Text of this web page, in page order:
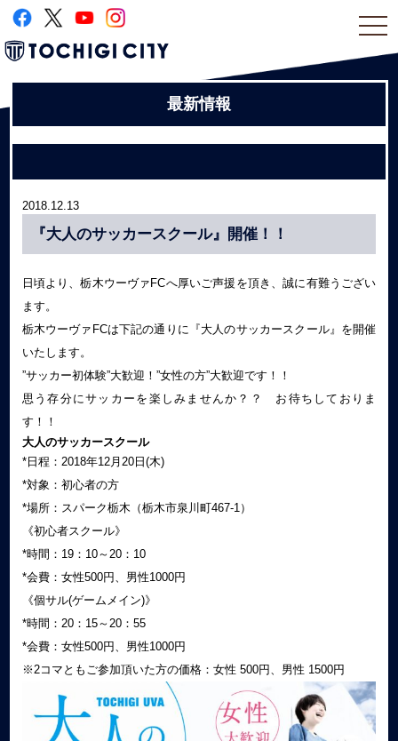
最新情報
2018.12.13
『大人のサッカースクール』開催！！
日頃より、栃木ウーヴァFCへ厚いご声援を頂き、誠に有難うござい
ます。
栃木ウーヴァFCは下記の通りに『大人のサッカースクール』を開催
いたします。
”サッカー初体験”大歓迎！”女性の方”大歓迎です！！
思う存分にサッカーを楽しみませんか？？ お待ちしておりま
す！！
大人のサッカースクール
*日程：2018年12月20日(木)
*対象：初心者の方
*場所：スパーク栃木（栃木市泉川町467-1）
《初心者スクール》
*時間：19：10～20：10
*会費：女性500円、男性1000円
《個サル(ゲームメイン)》
*時間：20：15～20：55
*会費：女性500円、男性1000円
※2コマともご参加頂いた方の価格：女性 500円、男性 1500円